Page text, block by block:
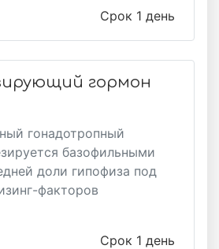
Срок 1 день
гормон
гонадотропный
базофильными
доли гипофиза под
факторов
Срок 1 день